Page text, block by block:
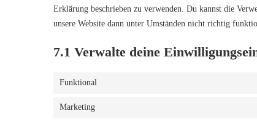
Erklärung beschrieben zu verwenden. Du kannst die
unsere Website dann unter Umständen nicht richtig
7.1 Verwalte deine
Funktional
Marketing